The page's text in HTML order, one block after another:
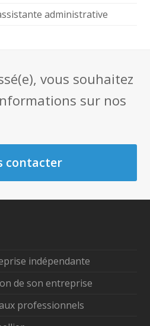
administrative
vous souhaitez
sur nos
contacter
indépendante
de son entreprise
professionnels